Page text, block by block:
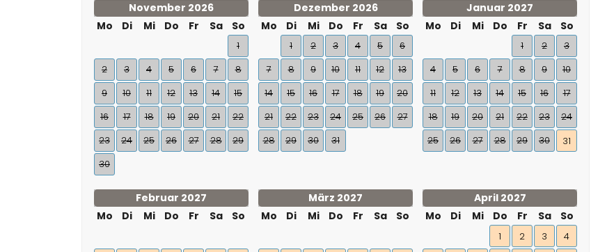
November 2026
Mo
Di Mi Do Fr Sa So
1
2
3 4 5 6 7
8
9
10 11 12 13 14
15
16
17 18 19 20 21
22
23
24 25 26 27 28
29
30
Dezember 2026
Mo
Di Mi Do Fr Sa So
1 2 3 4 5
6
7
8 9 10 11 12
13
14
15 16 17 18 19
20
21
22 23 24 25 26
27
28
29 30 31
Januar 2027
Mo
Di Mi Do Fr Sa So
1 2
3
4
5 6 7 8 9
10
11
12 13 14 15 16
17
18
19 20 21 22 23
24
25
26 27 28 29 30 31
Februar 2027
Mo
Di Mi Do Fr Sa So
März 2027
Mo
Di Mi Do Fr Sa So
April 2027
Mo
Di Mi Do Fr Sa So
1 2 3
4